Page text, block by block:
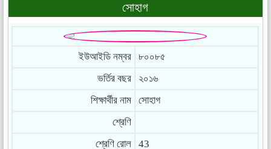
সোহাগ
ইউআইডি নম্বর
৮০০৮৫
ভর্তির বছর
২০১৬
শিক্ষার্থীর নাম
সোহাগ
শ্রেণি
শ্রেণি রোল
43